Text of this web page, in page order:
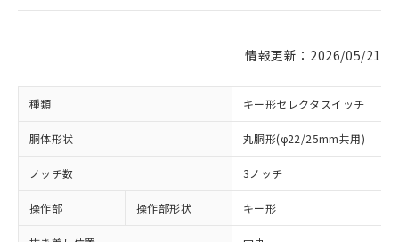
情報更新：2026/05/21
種類 キー形セレクタスイッチ
胴体形状 丸胴形(φ22/25mm共用)
ノッチ数 3ノッチ
操作部 操作部形状 キー形